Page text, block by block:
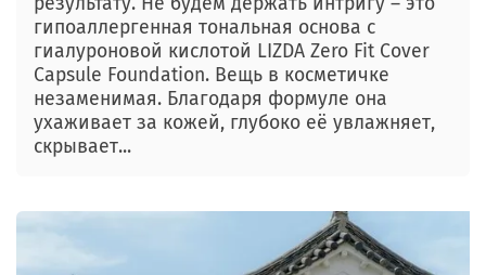
гипоаллергенная тональная основа с
гиалуроновой кислотой LIZDA Zero Fit Cover
Capsule Foundation. Вещь в косметичке
незаменимая. Благодаря формуле она
ухаживает за кожей, глубоко её увлажняет,
скрывает...